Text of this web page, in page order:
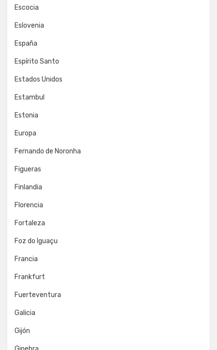
Escocia
Eslovenia
España
Espírito Santo
Estados Unidos
Estambul
Estonia
Europa
Fernando de Noronha
Figueras
Finlandia
Florencia
Fortaleza
Foz do Iguaçu
Francia
Frankfurt
Fuerteventura
Galicia
Gijón